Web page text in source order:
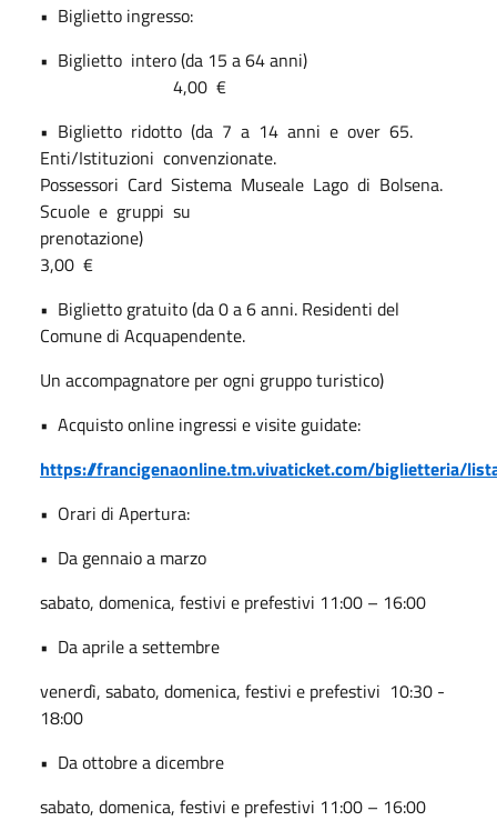
• Biglietto ingresso:
• Biglietto intero (da 15 a 64 anni)
4,00 €
• Biglietto ridotto (da 7 a 14 anni e over 65.
Enti/Istituzioni convenzionate.
Possessori Card Sistema Museale Lago di Bolsena.
Scuole e gruppi su
prenotazione)
3,00 €
• Biglietto gratuito (da 0 a 6 anni. Residenti del
Comune di Acquapendente.
Un accompagnatore per ogni gruppo turistico)
• Acquisto online ingressi e visite guidate:
https://francigenaonline.tm.vivaticket.com/biglietteria/
• Orari di Apertura:
• Da gennaio a marzo
sabato, domenica, festivi e prefestivi 11:00 – 16:00
• Da aprile a settembre
venerdì, sabato, domenica, festivi e prefestivi 10:30 -
18:00
• Da ottobre a dicembre
sabato, domenica, festivi e prefestivi 11:00 – 16:00